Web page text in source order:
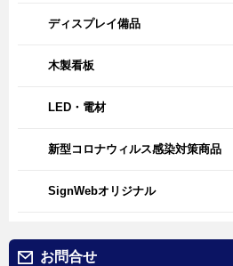
ディスプレイ備品
木製看板
LED・電材
新型コロナウィルス感染対策商品
SignWebオリジナル
お問合せ